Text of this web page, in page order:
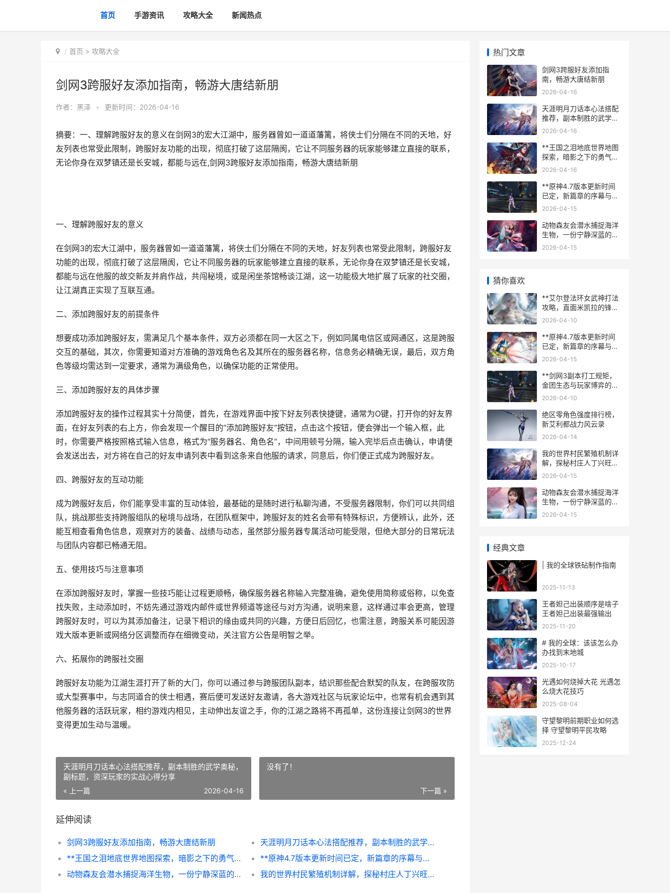
首页 手游资讯 攻略大全 新闻热点
首页 > 攻略大全
剑网3跨服好友添加指南，畅游大唐结新朋
作者： 黑泽 • 更新时间：2026-04-16
摘要：一、理解跨服好友的意义在剑网3的宏大江湖中，服务器曾如一道道藩篱，将侠士们分隔在不同的天地，好
友列表也常受此限制，跨服好友功能的出现，彻底打破了这层隔阂，它让不同服务器的玩家能够建立直接的联系，
无论你身在双梦镇还是长安城，都能与远在,剑网3跨服好友添加指南，畅游大唐结新朋
一、理解跨服好友的意义
在剑网3的宏大江湖中，服务器曾如一道道藩篱，将侠士们分隔在不同的天地，好友列表也常受此限制，跨服好友
功能的出现，彻底打破了这层隔阂，它让不同服务器的玩家能够建立直接的联系，无论你身在双梦镇还是长安城，
都能与远在他服的故交新友并肩作战，共闯秘境，或是闲坐茶馆畅谈江湖，这一功能极大地扩展了玩家的社交圈，
让江湖真正实现了互联互通。
二、添加跨服好友的前提条件
想要成功添加跨服好友，需满足几个基本条件，双方必须都在同一大区之下，例如同属电信区或网通区，这是跨服
交互的基础，其次，你需要知道对方准确的游戏角色名及其所在的服务器名称，信息务必精确无误，最后，双方角
色等级均需达到一定要求，通常为满级角色，以确保功能的正常使用。
三、添加跨服好友的具体步骤
添加跨服好友的操作过程其实十分简便，首先，在游戏界面中按下好友列表快捷键，通常为O键，打开你的好友界
面，在好友列表的右上方，你会发现一个醒目的“添加跨服好友”按钮，点击这个按钮，便会弹出一个输入框，此
时，你需要严格按照格式输入信息，格式为“服务器名、角色名”，中间用顿号分隔，输入完毕后点击确认，申请便
会发送出去，对方将在自己的好友申请列表中看到这条来自他服的请求，同意后，你们便正式成为跨服好友。
四、跨服好友的互动功能
成为跨服好友后，你们能享受丰富的互动体验，最基础的是随时进行私聊沟通，不受服务器限制，你们可以共同组
队，挑战那些支持跨服组队的秘境与战场，在团队框架中，跨服好友的姓名会带有特殊标识，方便辨认，此外，还
能互相查看角色信息，观察对方的装备、战绩与动态，虽然部分服务器专属活动可能受限，但绝大部分的日常玩法
与团队内容都已畅通无阻。
五、使用技巧与注意事项
在添加跨服好友时，掌握一些技巧能让过程更顺畅，确保服务器名称输入完整准确，避免使用简称或俗称，以免查
找失败，主动添加时，不妨先通过游戏内邮件或世界频道等途径与对方沟通，说明来意，这样通过率会更高，管理
跨服好友时，可以为其添加备注，记录下相识的缘由或共同的兴趣，方便日后回忆，也需注意，跨服关系可能因游
戏大版本更新或网络分区调整而存在细微变动，关注官方公告是明智之举。
六、拓展你的跨服社交圈
跨服好友功能为江湖生涯打开了新的大门，你可以通过参与跨服团队副本，结识那些配合默契的队友，在跨服攻防
或大型赛事中，与志同道合的侠士相遇，赛后便可发送好友邀请，各大游戏社区与玩家论坛中，也常有机会遇到其
他服务器的活跃玩家，相约游戏内相见，主动伸出友谊之手，你的江湖之路将不再孤单，这份连接让剑网3的世界
变得更加生动与温暖。
天涯明月刀话本心法搭配推荐，副本制胜的武学奥秘，
副标题，资深玩家的实战心得分享
« 上一篇 2026-04-16
没有了！
下一篇 »
延伸阅读
剑网3跨服好友添加指南，畅游大唐结新朋
天涯明月刀话本心法搭配推荐，副本制胜的武学奥秘，副标题，资深玩家的实战心得分享
**王国之泪地底世界地图探索，暗影之下的勇气试炼**
**原神4.7版本更新时间已定，新篇章的序幕与玩家期待**
动物森友会潜水捕捉海洋生物，一份宁静深蓝的收集指南，副标题，潜入深蓝的治愈之旅
我的世界村民繁殖机制详解，探秘村庄人丁兴旺之道
热门文章
剑网3跨服好友添加指
南，畅游大唐结新朋
2026-04-16
天涯明月刀话本心法搭配
推荐，副本制胜的武学奥
秘，副标题，资深玩家的
2026-04-16
**王国之泪地底世界地图
探索，暗影之下的勇气试
炼**
2026-04-16
**原神4.7版本更新时间
已定，新篇章的序幕与玩
家期待**
2026-04-15
动物森友会潜水捕捉海洋
生物，一份宁静深蓝的收
集指南，副标题，潜入深
2026-04-15
猜你喜欢
**艾尔登法环女武神打法
攻略，直面米凯拉的锋刃
的制胜之道**
2026-04-10
**原神4.7版本更新时间
已定，新篇章的序幕与玩
家期待**
2026-04-15
**剑网3副本打工规矩，
金团生态与玩家博弈的江
湖法则**
2026-04-10
绝区零角色强度排行榜，
新艾利都战力风云录
2026-04-14
我的世界村民繁殖机制详
解，探秘村庄人丁兴旺之
道
2026-04-15
动物森友会潜水捕捉海洋
生物，一份宁静深蓝的收
集指南，副标题，潜入深
2026-04-15
经典文章
| 我的全球铁砧制作指南
2025-11-13
王者妲己出装顺序是啥子
王者妲己出装最强输出
2025-11-20
# 我的全球：该该怎么办
办找到末地城
2025-10-17
光遇如何烧掉大花 光遇怎
么烧大花技巧
2025-08-04
守望黎明前期职业如何选
择 守望黎明平民攻略
2025-12-24